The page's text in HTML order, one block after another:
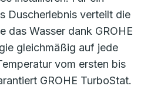
Duscherlebnis verteilt die
das Wasser dank GROHE
gleichmäßig auf jede
vom ersten bis
GROHE TurboStat.